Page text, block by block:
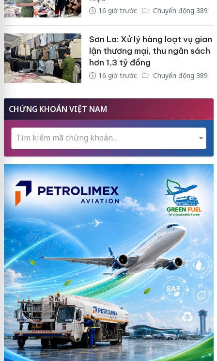
16 giờ trước Chuyển động 389
Sơn La: Xử lý hàng loạt vụ gian
lận thương mại, thu ngân sách
hơn 1,3 tỷ đồng
16 giờ trước Chuyển động 389
CHỨNG KHOÁN VIỆT NAM
Tìm kiếm mã chứng khoán...